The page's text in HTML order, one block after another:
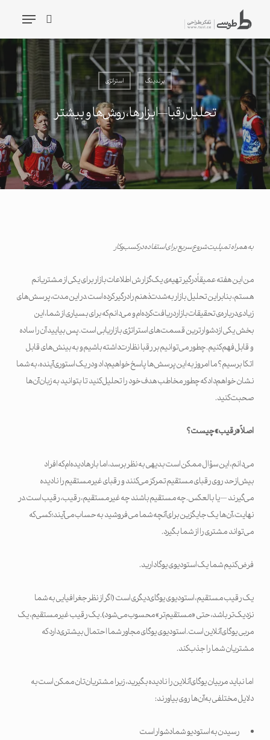
و
محتوا
جستجو
فهرست
برندینگ استراتژی
تحلیل رقبا— ابزارها، روش‌ها و بیشتر
به همراه تمپلیت شروع سریع برای استفاده در کسب‌وکار
من این هفته عمیقاً درگیر تهیه‌ی یک گزارش اطلاعات بازار برای یکی از مشتریانم
هستم، بنابراین تحلیل بازار به‌شدت ذهنم را درگیر کرده است. در این مدت، پرسش‌های
زیادی درباره‌ی تحقیقات بازار دریافت کرده‌ام و می‌دانم که برای بسیاری از شما، این
بخش یکی از دشوارترین قسمت‌های استراتژی بازاریابی است. پس بیایید آن را ساده
و قابل‌فهم کنیم. چطور می‌توانیم بر رقبا نظارت داشته باشیم و به بینش‌های قابل
اتکا برسیم؟ ما امروز به این پرسش‌ها پاسخ خواهیم داد و در یک استوری آینده، به شما
نشان خواهم داد که چطور مخاطب هدف خود را تحلیل کنید تا بتوانید به زبان آن‌ها
صحبت کنید.
اصلاً «رقیب» چیست؟
می‌دانم، این سؤال ممکن است بدیهی به نظر برسد، اما بارها دیده‌ام که افراد
بیش‌ازحد روی رقبا‌ی مستقیم تمرکز می‌کنند و رقبا‌ی غیرمستقیم را نادیده
می‌گیرند — یا بالعکس. چه مستقیم باشند چه غیرمستقیم، رقیب، رقیب است. در
نهایت، آن‌ها یک جایگزین برای آنچه شما می‌فروشید به حساب می‌آیند؛ کسی که
می‌تواند مشتری را از شما بگیرد.
فرض کنیم شما یک استودیوی یوگا دارید.
یک رقیب مستقیم، استودیوی یوگای دیگری است (اگر از نظر جغرافیایی به شما
نزدیک‌تر باشد، حتی «مستقیم‌تر» محسوب می‌شود). یک رقیب غیرمستقیم، یک
مربی یوگای آنلاین است. استودیوی یوگای مجاور شما احتمال بیشتری دارد که
مشتریان شما را جذب کند.
اما نباید مربیان یوگای آنلاین را نادیده بگیرید، زیرا مشتریان‌تان ممکن است به
دلایل مختلفی به آن‌ها روی بیاورند:
رسیدن به استودیو شما دشوار است